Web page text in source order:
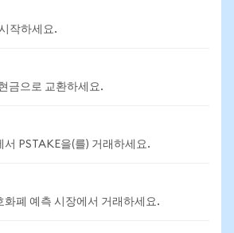
작하세요.
금으로 교환하세요.
서 PSTAKE을(를) 거래하세요.
화폐 예측 시장에서 거래하세요.